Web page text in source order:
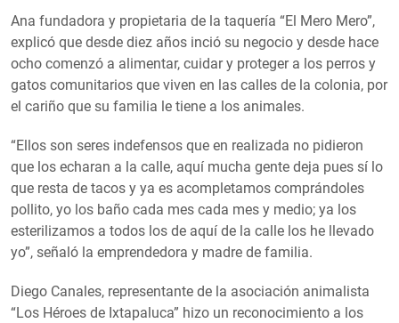
Ana fundadora y propietaria de la taquería “El Mero Mero”,
explicó que desde diez años inció su negocio y desde hace
ocho comenzó a alimentar, cuidar y proteger a los perros y
gatos comunitarios que viven en las calles de la colonia, por
el cariño que su familia le tiene a los animales.
“Ellos son seres indefensos que en realizada no pidieron
que los echaran a la calle, aquí mucha gente deja pues sí lo
que resta de tacos y ya es acompletamos comprándoles
pollito, yo los baño cada mes cada mes y medio; ya los
esterilizamos a todos los de aquí de la calle los he llevado
yo”, señaló la emprendedora y madre de familia.
Diego Canales, representante de la asociación animalista
“Los Héroes de Ixtapaluca” hizo un reconocimiento a los